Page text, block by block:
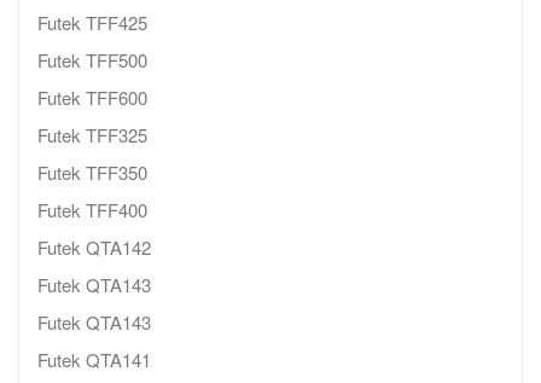
Futek TFF425
Futek TFF500
Futek TFF600
Futek TFF325
Futek TFF350
Futek TFF400
Futek QTA142
Futek QTA143
Futek QTA143
Futek QTA141